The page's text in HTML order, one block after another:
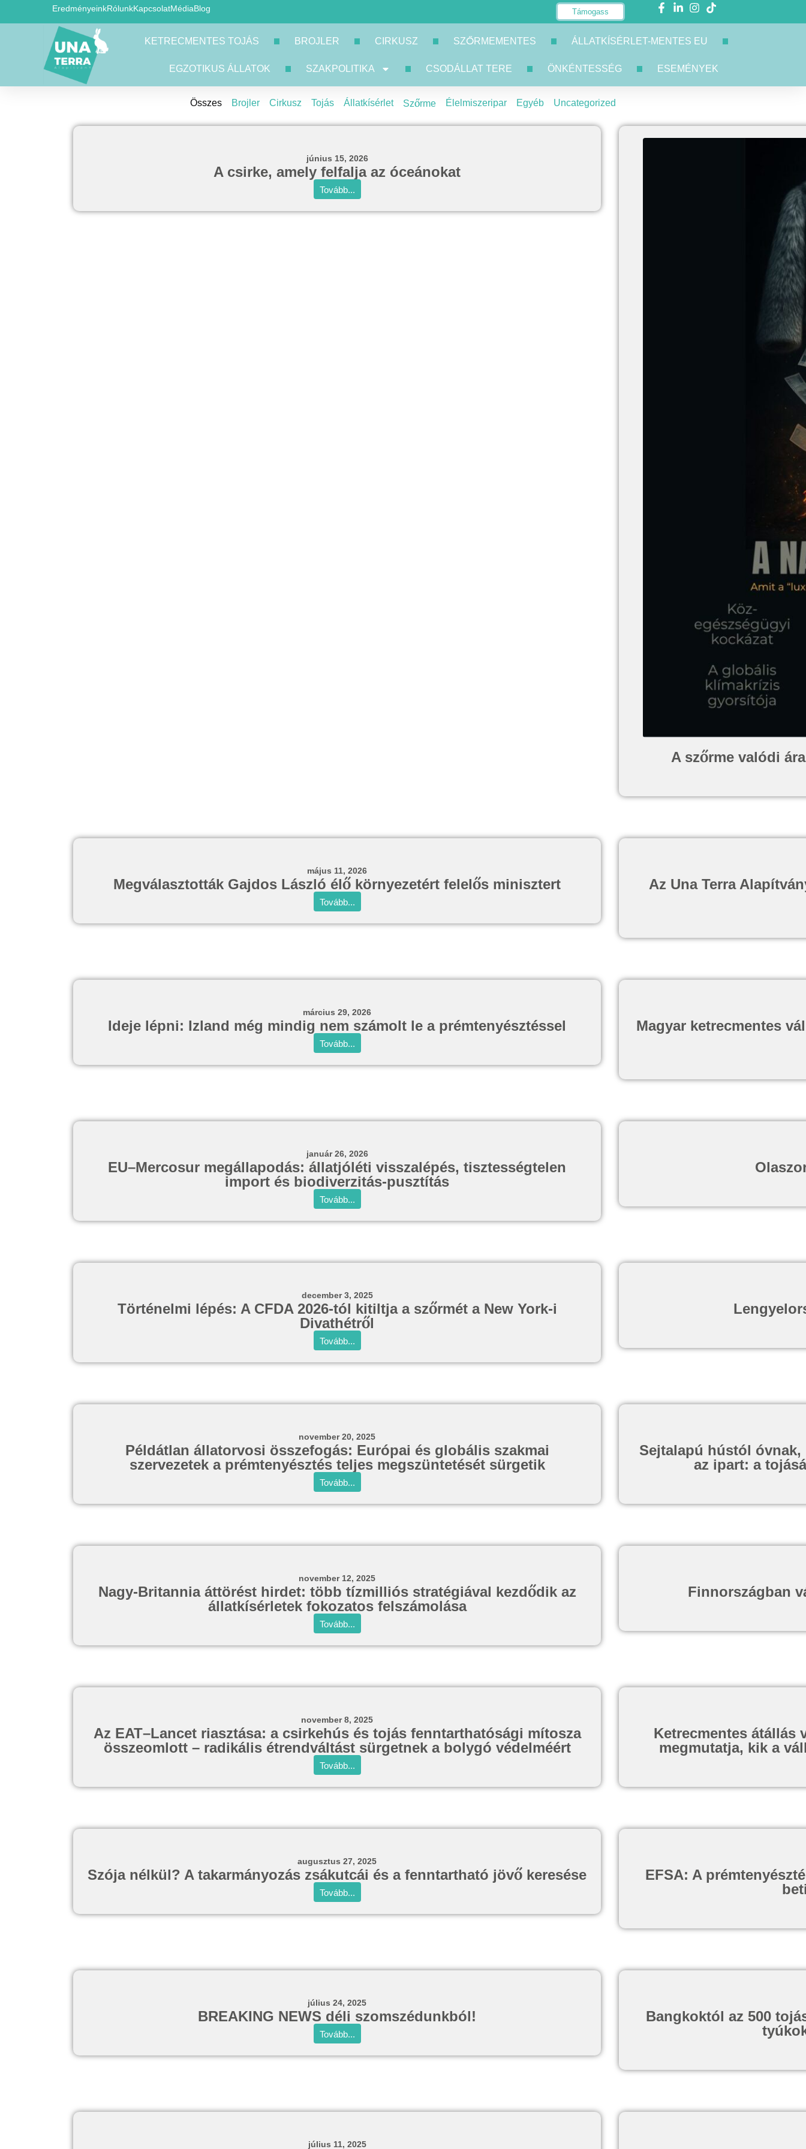
EredményeinkRólunkKapcsolatMédiaBlog Támogass
KETRECMENTES TOJÁS BROJLER CIRKUSZ SZŐRMEMENTES ÁLLATKÍSÉRLET-MENTES EU
EGZOTIKUS ÁLLATOK SZAKPOLITIKA CSODÁLLAT TERE ÖNKÉNTESSÉG ESEMÉNYEK
Brojler Cirkusz Tojás Állatkísérlet Szőrme Élelmiszeripar Egyéb Uncategorized
Összes
június 15, 2026
A csirke, amely felfalja az óceánokat
Tovább...
A szőrme valódi
május 11, 2026
Megválasztották Gajdos László élő környezetért felelős minisztert
Tovább...
Az Una Terra
március 29, 2026
Ideje lépni: Izland még mindig nem számolt le a prémtenyésztéssel
Tovább...
Magyar ketrecmentes
január 26, 2026
EU–Mercosur megállapodás: állatjóléti visszalépés, tisztességtelen
import és biodiverzitás-pusztítás
Tovább...
december 3, 2025
Történelmi lépés: A CFDA 2026-tól kitiltja a szőrmét a New York-i
Divathétről
Tovább...
november 20, 2025
Példátlan állatorvosi összefogás: Európai és globális szakmai
szervezetek a prémtenyésztés teljes megszüntetését sürgetik
Tovább...
Sejtalapú hústól
az ipart: a
november 12, 2025
Nagy-Britannia áttörést hirdet: több tízmilliós stratégiával kezdődik az
állatkísérletek fokozatos felszámolása
Tovább...
Finnországban
november 8, 2025
Az EAT–Lancet riasztása: a csirkehús és tojás fenntarthatósági mítosza
összeomlott – radikális étrendváltást sürgetnek a bolygó védelméért
Tovább...
Ketrecmentes átállás
megmutatja, kik a
augusztus 27, 2025
Szója nélkül? A takarmányozás zsákutcái és a fenntartható jövő keresése
Tovább...
EFSA: A
július 24, 2025
BREAKING NEWS déli szomszédunkból!
Tovább...
Bangkoktól az 500
július 11, 2025